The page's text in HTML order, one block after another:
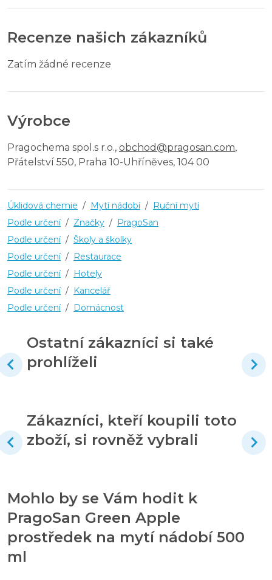
Recenze našich zákazníků
Zatím žádné recenze
Výrobce
Pragochema spol.s r.o., obchod@pragosan.com,
Přátelství 550, Praha 10-Uhříněves, 104 00
Úklidová chemie / Mytí nádobí / Ruční mytí
Podle určení / Značky / PragoSan
Podle určení / Školy a školky
Podle určení / Restaurace
Podle určení / Hotely
Podle určení / Kancelář
Podle určení / Domácnost
Ostatní zákazníci si také
prohlíželi
Zákazníci, kteří koupili toto
zboží, si rovněž vybrali
Mohlo by se Vám hodit k
PragoSan Green Apple
prostředek na mytí nádobí 500
ml